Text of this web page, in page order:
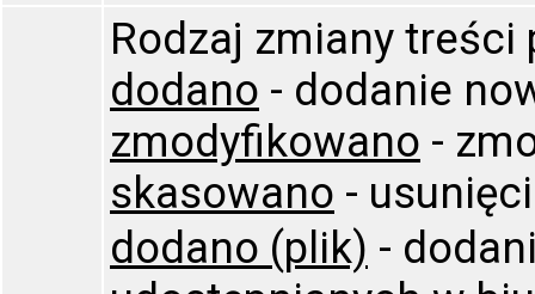
Rodzaj zmiany treści
dodano - dodanie
zmodyfikowano -
skasowano -
dodano (plik) -